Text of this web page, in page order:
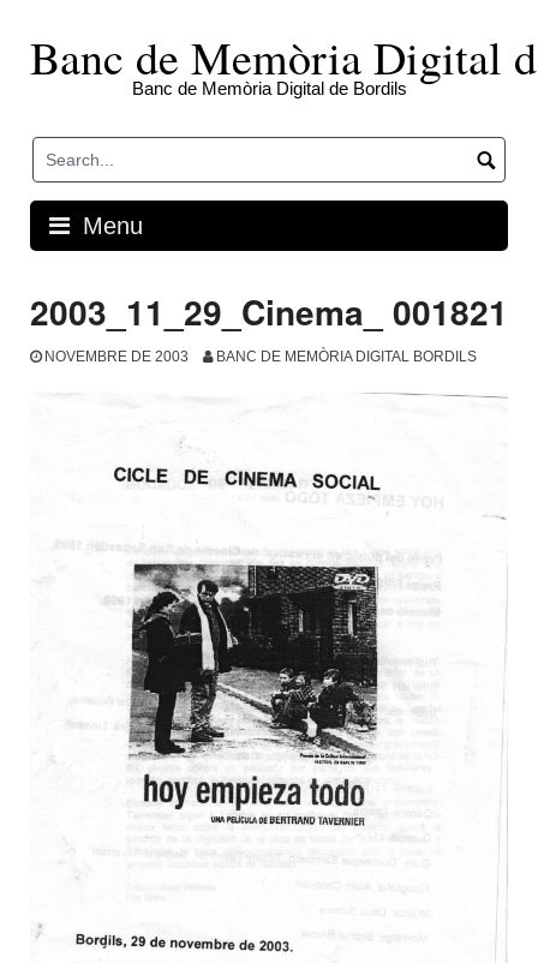
contentBanc de Memòria Digital
Banc de Memòria Digital de Bordils
Menu
2003_11_29_Cinema_ 001821
NOVEMBRE DE 2003 BANC DE MEMÒRIA DIGITAL BORDILS